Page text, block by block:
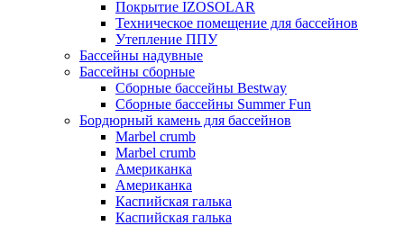
Покрытие IZOSOLAR
Техническое помещение для бассейнов
Утепление ППУ
Бассейны надувные
Бассейны сборные
Сборные бассейны Bestway
Сборные бассейны Summer Fun
Бордюрный камень для бассейнов
Marbel crumb
Marbel crumb
Американка
Американка
Каспийская галька
Каспийская галька